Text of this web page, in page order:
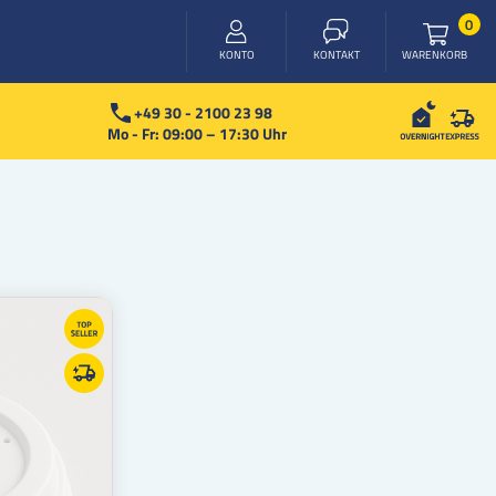
KONTO KONTAKT WARENKORB
0
+49 30 - 2100 23 98
Mo - Fr: 09:00 – 17:30 Uhr